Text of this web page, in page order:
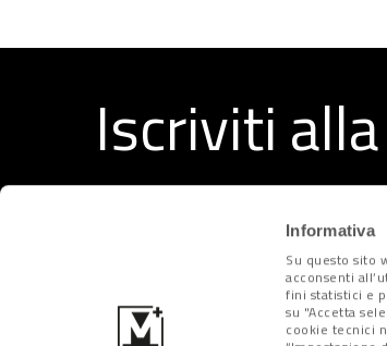
Informativa
Su questo sito
acconsenti
fini statistici e
su "Accetta
cookie tecnici
Iscriviti